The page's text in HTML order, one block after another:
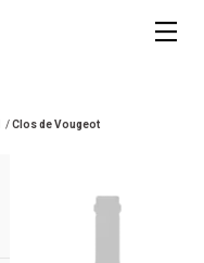
/Clos de Vougeot